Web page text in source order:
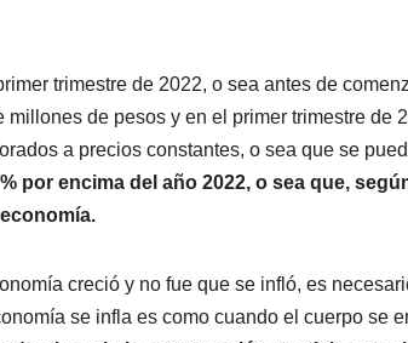
trimestre de 2022, o sea antes de
de pesos y en el primer trimestre de
a precios constantes, o sea que se
por encima del año 2022, o sea que,
creció y no fue que se infló, es
se infla es como cuando el cuerpo se